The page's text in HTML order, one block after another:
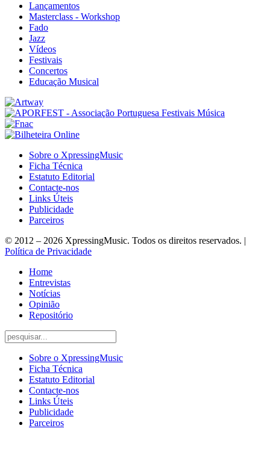
Lançamentos
Masterclass - Workshop
Fado
Jazz
Vídeos
Festivais
Concertos
Educação Musical
Sobre o XpressingMusic
Ficha Técnica
Estatuto Editorial
Contacte-nos
Links Úteis
Publicidade
Parceiros
© 2012 – 2026 XpressingMusic. Todos os direitos reservados. |
Política de Privacidade
Home
Entrevistas
Notícias
Opinião
Repositório
Sobre o XpressingMusic
Ficha Técnica
Estatuto Editorial
Contacte-nos
Links Úteis
Publicidade
Parceiros